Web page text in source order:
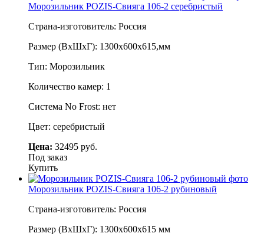
Морозильник POZIS-Свияга 106-2 серебристый
Страна-изготовитель: Россия
Размер (ВхШхГ): 1300х600х615,мм
Тип: Морозильник
Количество камер: 1
Система No Frost: нет
Цвет: серебристый
Цена: 32495 руб.
Под заказ
Купить
Морозильник POZIS-Свияга 106-2 рубиновый
Страна-изготовитель: Россия
Размер (ВхШхГ): 1300х600х615 мм